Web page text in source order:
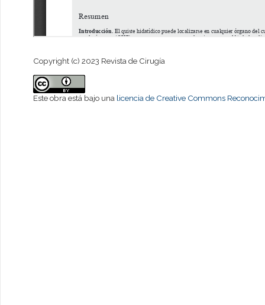
Copyright (c) 2023 Revista de Cirugía
Este obra está bajo una licencia de Creative Commons